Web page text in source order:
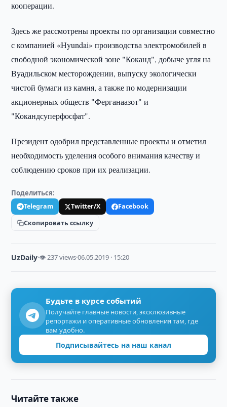
кооперации.
Здесь же рассмотрены проекты по организации совместно
с компанией «Hyundai» производства электромобилей в
свободной экономической зоне "Коканд", добыче угля на
Вуадильском месторождении, выпуску экологически
чистой бумаги из камня, а также по модернизации
акционерных обществ "Ферганаазот" и
"Кокандсуперфосфат".
Президент одобрил представленные проекты и отметил
необходимость уделения особого внимания качеству и
соблюдению сроков при их реализации.
Поделиться:
Telegram Twitter/X
Facebook
Скопировать ссылку
UzDaily·👁 237 views·06.05.2019 · 15:20
Будьте в курсе событий
Получайте главные новости, эксклюзивные
репортажи и оперативные обновления там, где
вам удобно.
Подписывайтесь на наш канал
Читайте также